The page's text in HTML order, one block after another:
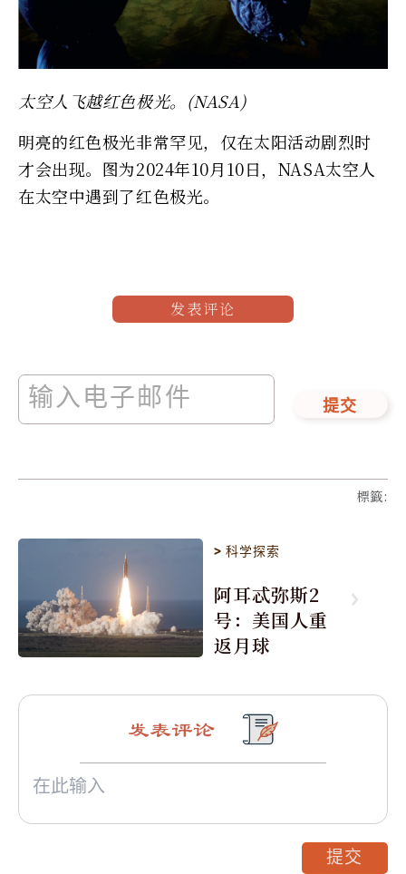
太空人飞越红色极光。(NASA)
明亮的红色极光非常罕见，仅在太阳活动剧烈时
才会出现。图为2024年10月10日，NASA太空人
在太空中遇到了红色极光。
发表评论
提交
標籤:
>科学探索
阿耳忒弥斯2
号：美国人重
返月球
发表评论
提交